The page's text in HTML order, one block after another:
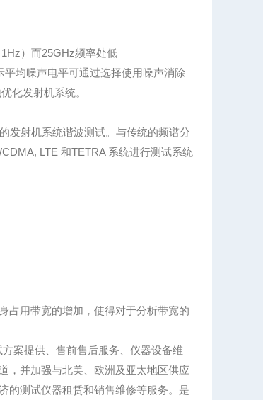
）而25GHz频率处低
均噪声电平可通过选择使用噪声消除
化发射机系统。
发射机系统谐波测试。与传统的频谱分
LTE 和TETRA 系统进行测试系统
占用带宽的增加，使得对于分析带宽的
案提供、售前售后服务、仪器设备维
，并加强与北美、欧洲及亚太地区供应
的测试仪器租赁和销售维修等服务。是